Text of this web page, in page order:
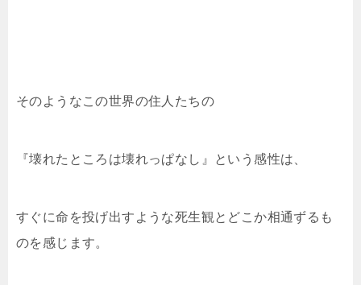
そのようなこの世界の住人たちの
『壊れたところは壊れっぱなし』という感性は、
すぐに命を投げ出すような死生観とどこか相通ずるも
のを感じます。